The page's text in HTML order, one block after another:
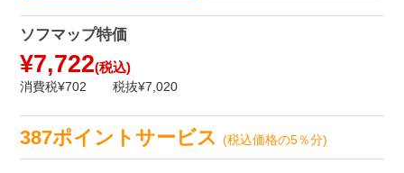
ソフマップ特価
¥7,722(税込)
消費税¥702 税抜¥7,020
387ポイントサービス(税込価格の5％分)